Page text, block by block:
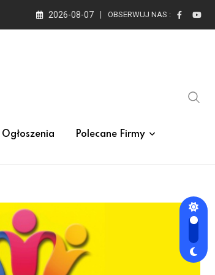
2026-08-07 OBSERWUJ NAS :
Ogłoszenia Polecane Firmy